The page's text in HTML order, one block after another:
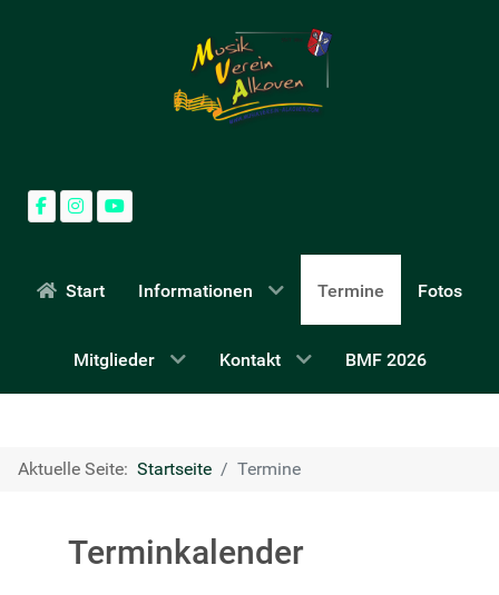
Start Informationen Termine Fotos
Mitglieder Kontakt BMF 2026
Aktuelle Seite: Startseite Termine
Terminkalender